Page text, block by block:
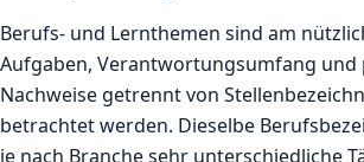
Berufs- und Lernthemen sind am
Aufgaben, Verantwortungsumfang und
Nachweise getrennt von
betrachtet werden. Dieselbe
je nach Branche sehr unterschiedliche